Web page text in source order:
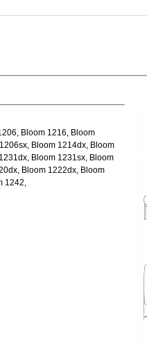
Bloom 1216, Bloom
Bloom 1214dx, Bloom
Bloom 1231sx, Bloom
Bloom 1222dx, Bloom
1242,